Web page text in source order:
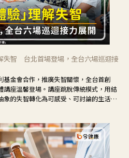
失智 台北首場登場，全台六場巡迴接
基金會合作，推廣失智關懷，全台首創
講座溫馨登場。講座跳脫傳統模式，用結
象的失智轉化為可感受、可討論的生活情